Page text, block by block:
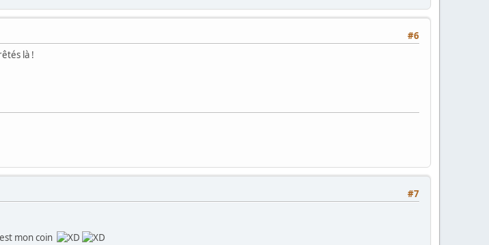
#6
là !
#7
mon coin